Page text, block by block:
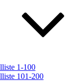
1-100
101-200